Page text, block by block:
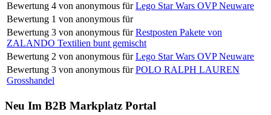
Bewertung 4 von anonymous für Lego Star Wars OVP Neuware
Bewertung 1 von anonymous für
Bewertung 3 von anonymous für Restposten Pakete von
ZALANDO Textilien bunt gemischt
Bewertung 2 von anonymous für Lego Star Wars OVP Neuware
Bewertung 3 von anonymous für POLO RALPH LAUREN
Grosshandel
Neu Im B2B Markplatz Portal